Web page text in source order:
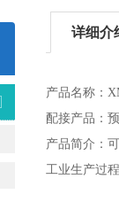
详细介
产品名称：
配接产品：
产品简介：
工业生产过